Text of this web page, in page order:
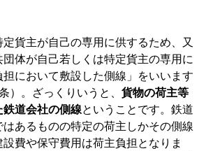
定貨主が自己の専用に供するため、又
体が自己若しくは特定貨主の専用に
において敷設した側線」をいいます
）。ざっくりいうと、 貨物の荷主等
道会社の側線ということです。鉄道
あるものの特定の荷主しかその側線
費や保守費用は荷主負担となりま